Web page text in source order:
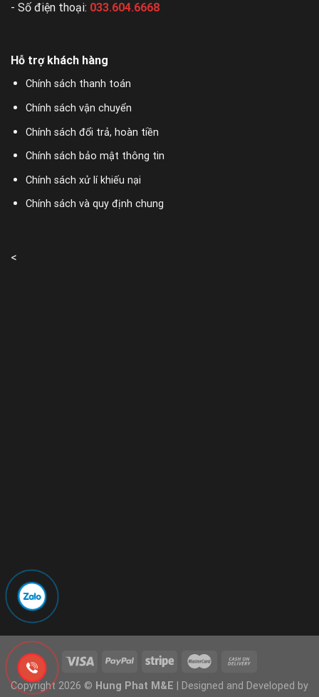
- Số điện thoại: 033.604.6668
Hỗ trợ khách hàng
Chính sách thanh toán
Chính sách vận chuyển
Chính sách đổi trả, hoàn tiền
Chính sách bảo mật thông tin
Chính sách xử lí khiếu nại
Chính sách và quy định chung
<
Copyright 2026 © Hung Phat M&E | Designed and Developed by